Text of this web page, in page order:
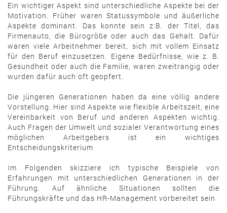
Ein wichtiger Aspekt sind unterschiedliche Aspekte bei der
Motivation. Früher waren Statussymbole und äußerliche
Aspekte dominant. Das konnte sein z:B. der Titel, das
Firmenauto, die Bürogröße oder auch das Gehalt. Dafür
waren viele Arbeitnehmer bereit, sich mit vollem Einsatz
für den Beruf einzusetzen. Eigene Bedürfnisse, wie z. B.
Gesundheit oder auch die Familie, waren zweitrangig oder
wurden dafür auch oft geopfert.
Die jüngeren Generationen haben da eine völlig andere
Vorstellung. Hier sind Aspekte wie flexible Arbeitszeit, eine
Vereinbarkeit von Beruf und anderen Aspekten wichtig.
Auch Fragen der Umwelt und sozialer Verantwortung eines
möglichen Arbeitgebers ist ein wichtiges
Entscheidungskriterium
Im Folgenden skizziere ich typische Beispiele von
Erfahrungen mit unterschiedlichen Generationen in der
Führung. Auf ähnliche Situationen sollten die
Führungskräfte und das HR-Management vorbereitet sein